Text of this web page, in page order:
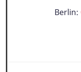
Berlin: